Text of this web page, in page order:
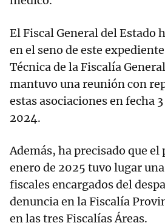
El Fiscal General del Estado
en el seno de este
Técnica de la Fiscalía
mantuvo una reunión con
estas asociaciones en fecha
2024.
Además, ha precisado que el
enero de 2025 tuvo lugar
fiscales encargados del
denuncia en la Fiscalía
en las tres Fiscalías Áreas.